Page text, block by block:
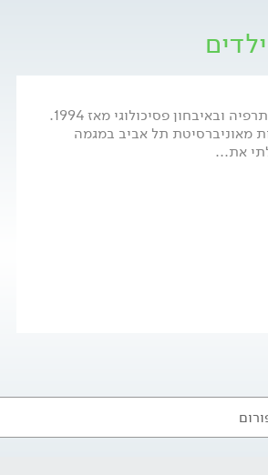
היא הדרך המועדפת
אולי יותר מכל. פרידה
פסיכולוג קליני בכיר, מדריך בפסיכותרפיה ובאיבחון פסיכולוגי מאז 1994.
ב- 1981 בהצטיינות מאוניברסיטת תל אביב במגמה
את...